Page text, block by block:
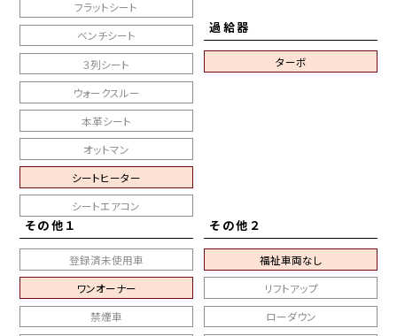
フラットシート
ベンチシート
３列シート
ウォークスルー
本革シート
オットマン
シートヒーター
シートエアコン
過給器
ターボ
その他１
登録済未使用車
ワンオーナー
禁煙車
その他２
福祉車両なし
リフトアップ
ローダウン